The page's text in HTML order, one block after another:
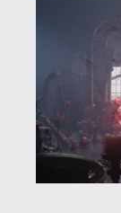
esendő,
olyan
még a világ
komoly
kalandja